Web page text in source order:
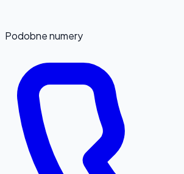
Podobne numery